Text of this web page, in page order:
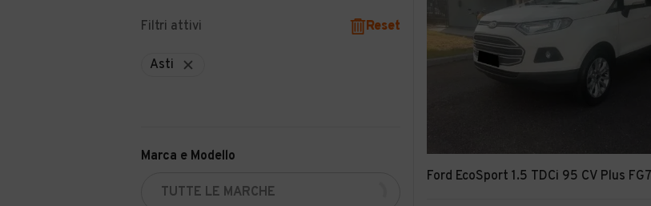
Filtri attivi Reset
Asti
Marca e Modello
Ford EcoSport 1.5 TDCi 95 CV Plus